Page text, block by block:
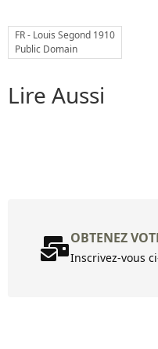
FR - Louis Segond 1910
Public Domain
Lire Aussi
OBTENEZ
Inscrivez-vous